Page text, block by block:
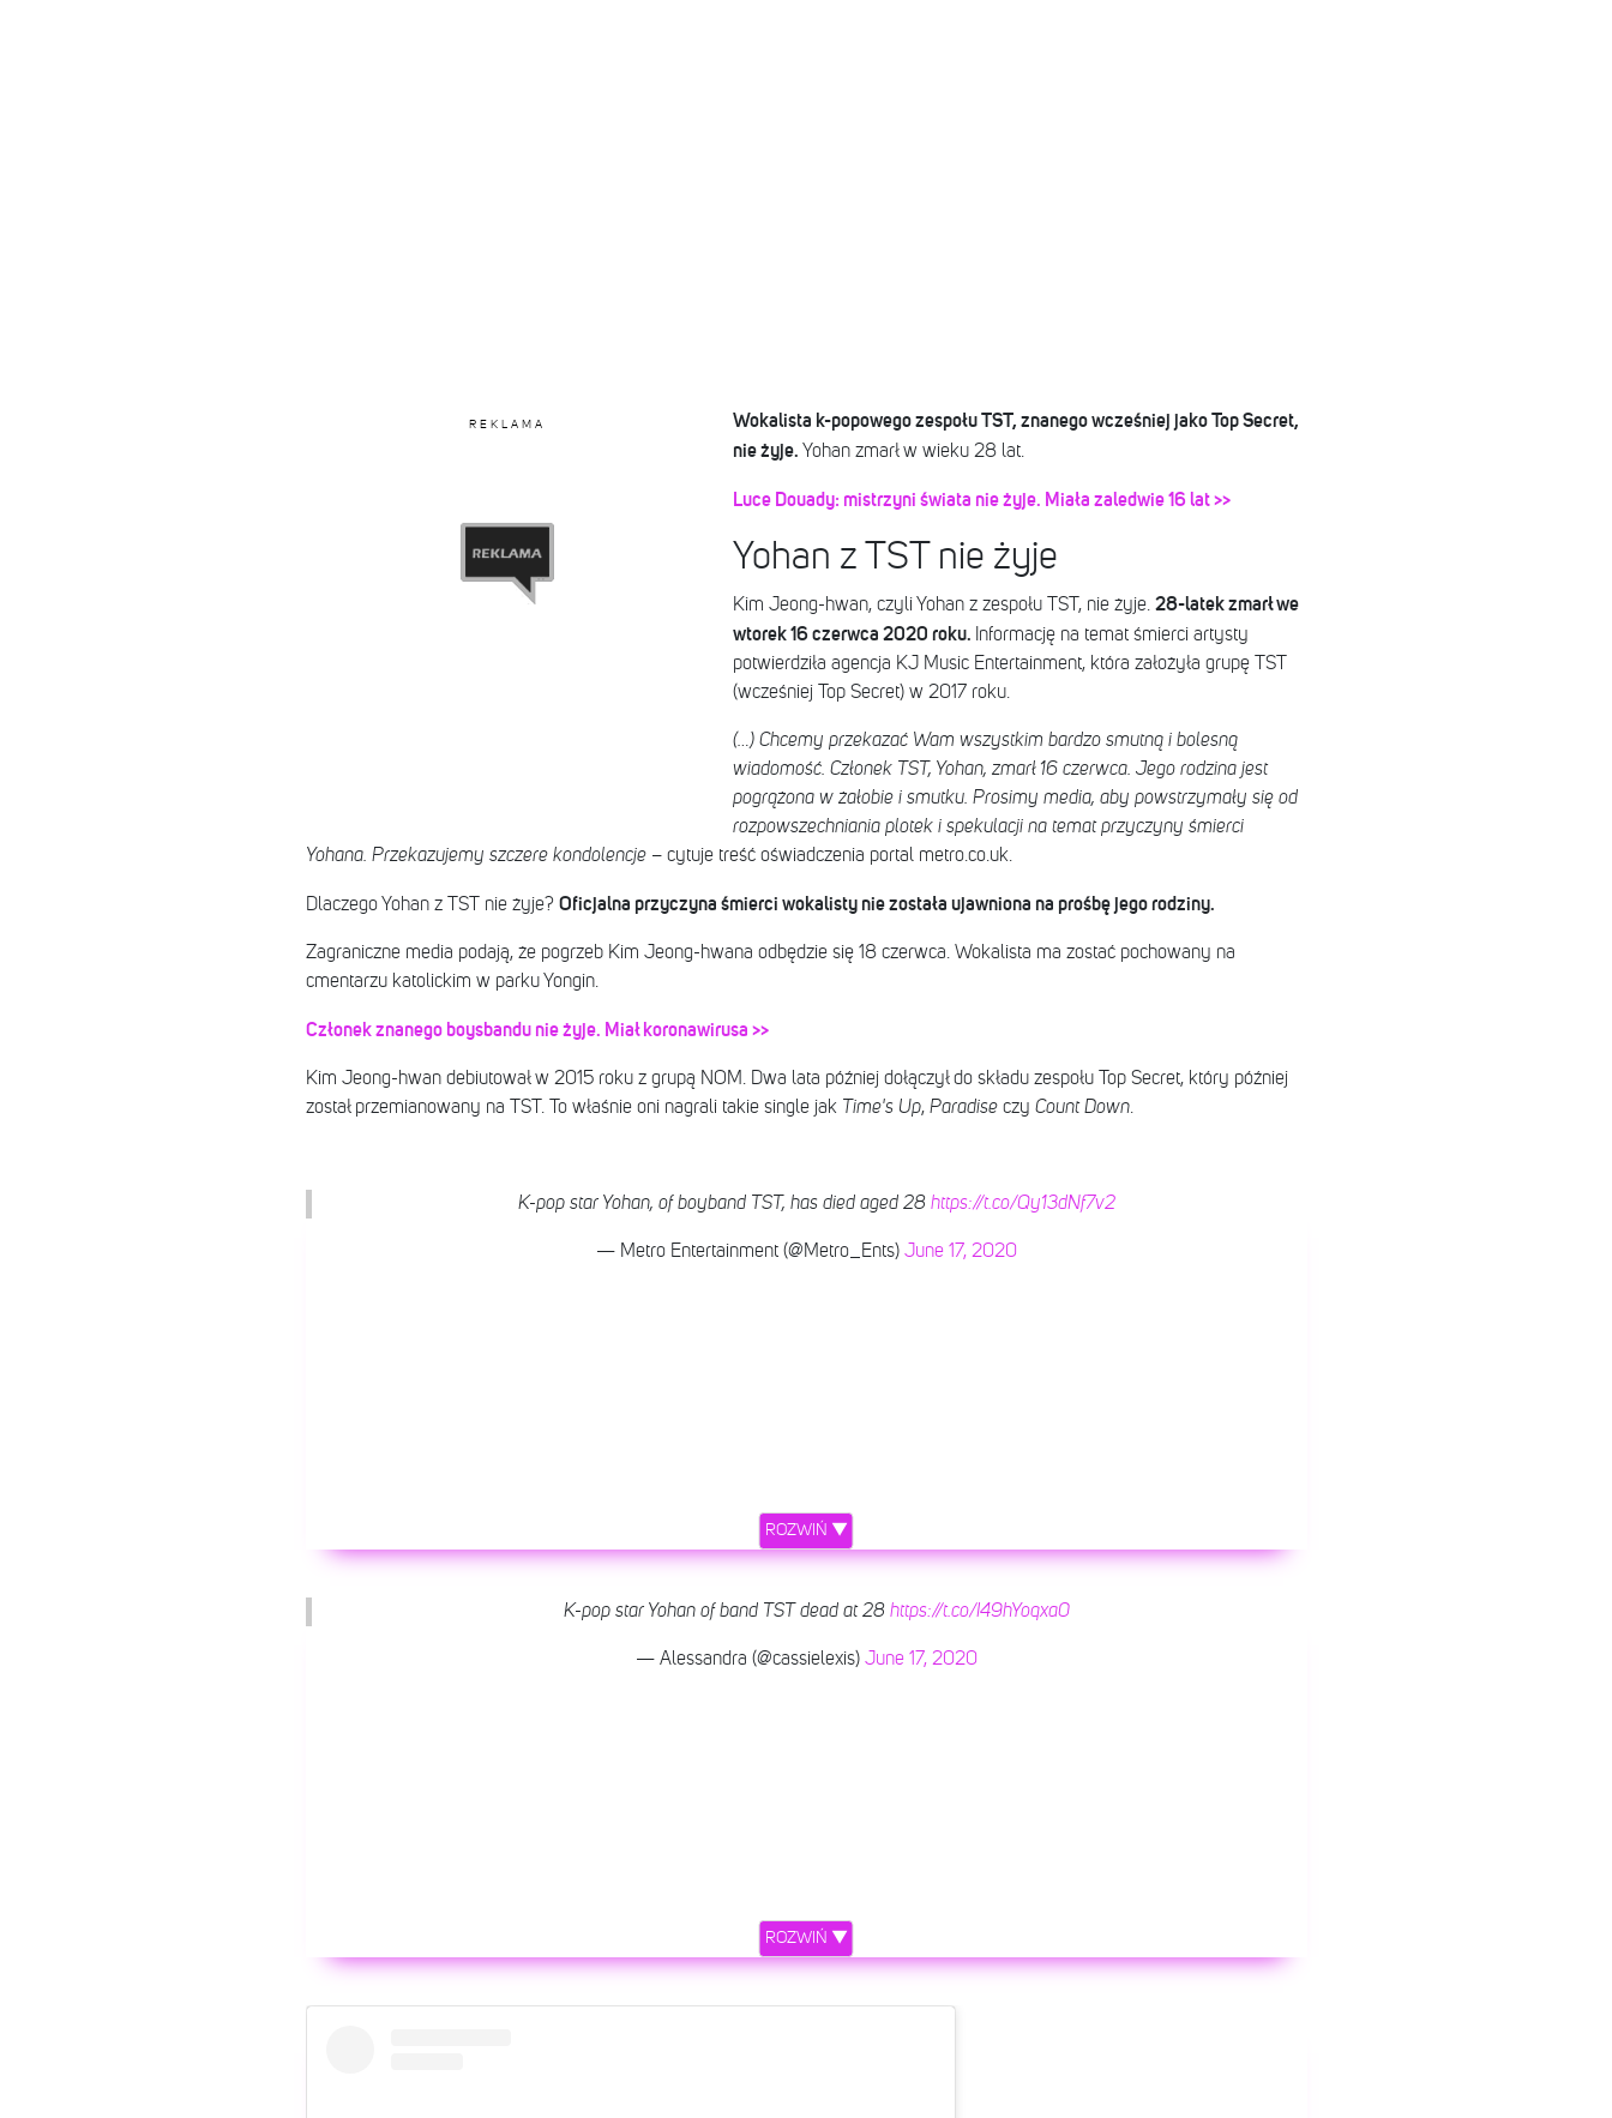
REKLAMA
Wokalista k-popowego zespołu TST, znanego wcześniej jako Top Secret,
nie żyje. Yohan zmarł w wieku 28 lat.
Luce Douady: mistrzyni świata nie żyje. Miała zaledwie 16 lat >>
Yohan z TST nie żyje
Kim Jeong-hwan, czyli Yohan z zespołu TST, nie żyje. 28-latek zmarł we
wtorek 16 czerwca 2020 roku. Informację na temat śmierci artysty
potwierdziła agencja KJ Music Entertainment, która założyła grupę TST
(wcześniej Top Secret) w 2017 roku.
(…) Chcemy przekazać Wam wszystkim bardzo smutną i bolesną
wiadomość. Członek TST, Yohan, zmarł 16 czerwca. Jego rodzina jest
pogrążona w żałobie i smutku. Prosimy media, aby powstrzymały się od
rozpowszechniania plotek i spekulacji na temat przyczyny śmierci
Yohana. Przekazujemy szczere kondolencje– cytuje treść oświadczenia portal metro.co.uk.
Dlaczego Yohan z TST nie żyje? Oficjalna przyczyna śmierci wokalisty nie została ujawniona na prośbę jego rodziny.
Zagraniczne media podają, że pogrzeb Kim Jeong-hwana odbędzie się 18 czerwca. Wokalista ma zostać pochowany na
cmentarzu katolickim w parku Yongin.
Członek znanego boysbandu nie żyje. Miał koronawirusa >>
Kim Jeong-hwan debiutował w 2015 roku z grupą NOM. Dwa lata później dołączył do składu zespołu Top Secret, który później
został przemianowany na TST. To właśnie oni nagrali takie single jak Time's Up, Paradise czy Count Down.
K-pop star Yohan, of boyband TST, has died aged 28 https://t.co/Qy13dNf7v2
— Metro Entertainment (@Metro_Ents) June 17, 2020
ROZWIŃ ▼
K-pop star Yohan of band TST dead at 28 https://t.co/I49hYoqxa0
— Alessandra (@cassielexis) June 17, 2020
ROZWIŃ ▼